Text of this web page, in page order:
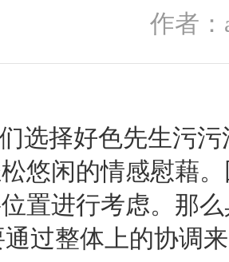
作者
选择好色先生污污
悠闲的情感慰藉。
置进行考虑。那么
过整体上的协调来